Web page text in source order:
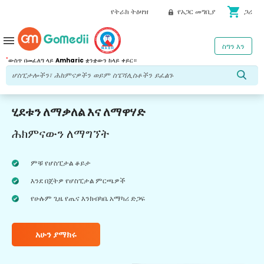
የትራክ ትዕዛዝ የአጋር መግቢያ shopping_cart ጋሪ
*ውስጥ በመፈለግ ላይ Amharic ቋንቋውን ከላይ ቀይር።
ስግን እን
menu
ሂደቱን ለማቃለል እና ለማዋሃድ
ሕክምናውን ለማግኘት
ምቹ የሆስፒታል ቆይታ
እንደ በጀትዎ የሆስፒታል ምርጫዎች
የሁሉም ጊዜ የጤና እንክብካቤ አማካሪ ድጋፍ
አሁን ያማክሩ